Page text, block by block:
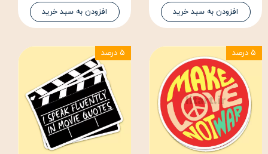
افزودن به سبد خرید افزودن به سبد خرید
۵ درصد ۵ درصد